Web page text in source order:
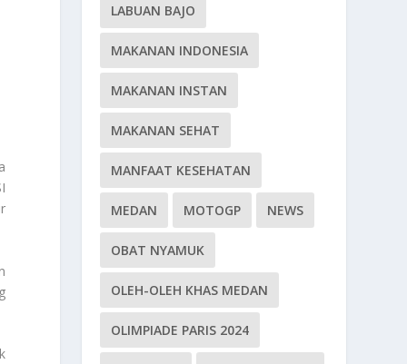
LABUAN BAJO
MAKANAN INDONESIA
MAKANAN INSTAN
MAKANAN SEHAT
MANFAAT KESEHATAN
MEDAN MOTOGP NEWS
OBAT NYAMUK
OLEH-OLEH KHAS MEDAN
OLIMPIADE PARIS 2024